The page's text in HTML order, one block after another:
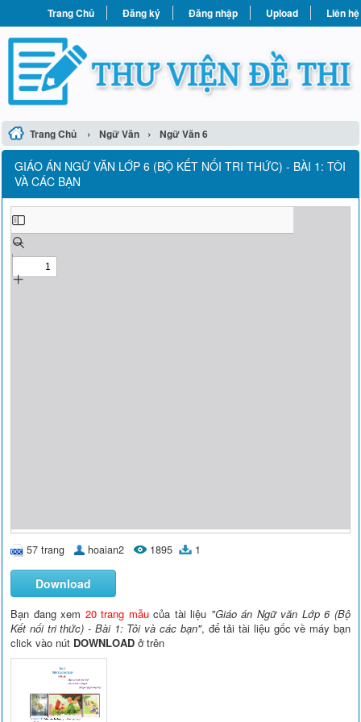
Trang Chủ Đăng ký Đăng nhập Upload Liên hệ
Trang Chủ › Ngữ Văn › Ngữ Văn 6
GIÁO ÁN NGỮ VĂN LỚP 6 (BỘ KẾT NỐI TRI THỨC) - BÀI 1: TÔI
VÀ CÁC BẠN
57 trang hoaian2 1895 1
Download
Bạn đang xem 20 trang mẫucủa tài liệu "Giáo án Ngữ văn Lớp 6 (Bộ
Kết nối tri thức) - Bài 1: Tôi và các bạn", để tải tài liệu gốc về máy bạn
click vào nút DOWNLOAD ở trên